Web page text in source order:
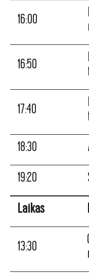
16:00
16:50
17:40
18:30
19:20
Laikas
13:30